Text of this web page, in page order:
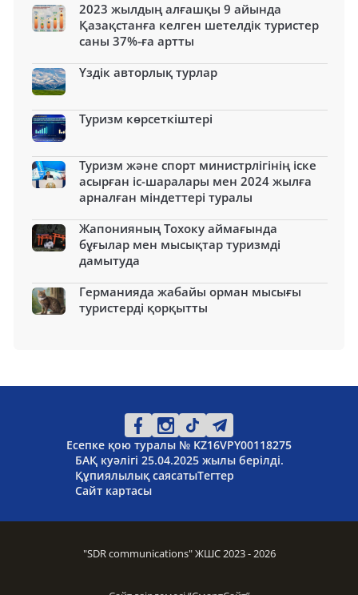
2023 жылдың алғашқы 9 айында
Қазақстанға келген шетелдік туристер
саны 37%-ға артты
Үздік авторлық турлар
Туризм көрсеткіштері
Туризм және спорт министрлігінің іске
асырған іс-шаралары мен 2024 жылға
арналған міндеттері туралы
Жапонияның Тохоку аймағында
бұғылар мен мысықтар туризмді
дамытуда
Германияда жабайы орман мысығы
туристерді қорқытты
Есепке қою туралы № KZ16VPY00118275
БАҚ куәлігі 25.04.2025 жылы берілді.
Құпиялылық саясатыТегтер
Сайт картасы
"SDR communications" ЖШС 2023 - 2026